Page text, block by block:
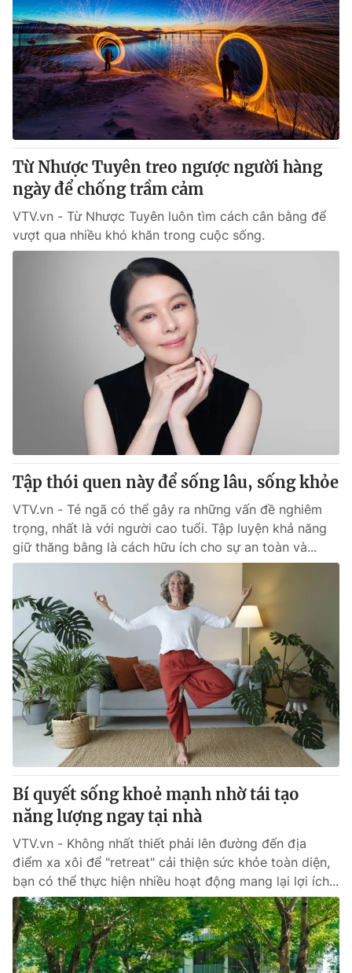
Từ Nhược Tuyên treo ngược người hàng
ngày để chống trầm cảm
VTV.vn - Từ Nhược Tuyên luôn tìm cách cân bằng để
vượt qua nhiều khó khăn trong cuộc sống.
Tập thói quen này để sống lâu, sống khỏe
VTV.vn - Té ngã có thể gây ra những vấn đề nghiêm
trọng, nhất là với người cao tuổi. Tập luyện khả năng
giữ thăng bằng là cách hữu ích cho sự an toàn và...
Bí quyết sống khoẻ mạnh nhờ tái tạo
năng lượng ngay tại nhà
VTV.vn - Không nhất thiết phải lên đường đến địa
điểm xa xôi để "retreat" cải thiện sức khỏe toàn diện,
bạn có thể thực hiện nhiều hoạt động mang lại lợi ích...